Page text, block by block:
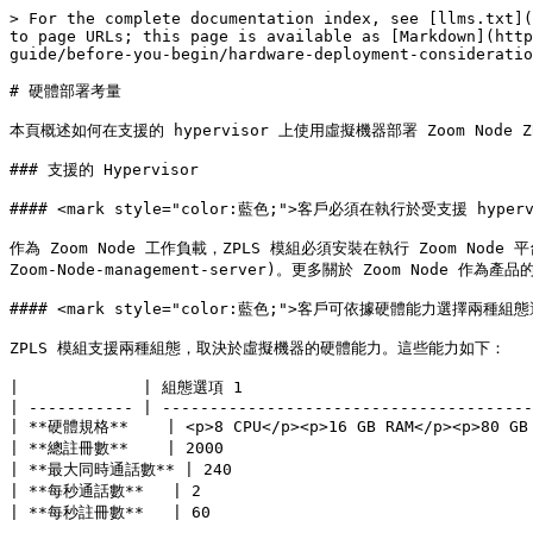
> For the complete documentation index, see [llms.txt](https://library.zoom.com/llms.txt). Markdown versions of documentation pages are available by appending `.md` to page URLs; this page is available as [Markdown](https://library.zoom.com/technical-library/zh-tw/zoom-workplace/zoom-phone/zoom-phone-local-survivability-field-guide/before-you-begin/hardware-deployment-considerations.md).

# 硬體部署考量

本頁概述如何在支援的 hypervisor 上使用虛擬機器部署 Zoom Node ZPLS 模組。內容提供詳細的設定選項，並依不同硬體能力量身調整，以確保在各種營運需求下都能達到最佳效能。

### 支援的 Hypervisor

#### <mark style="color:藍色;">客戶必須在執行於受支援 hypervisor 上的虛擬機器中安裝 Zoom Node 軟體</mark>

作為 Zoom Node 工作負載，ZPLS 模組必須安裝在執行 Zoom Node 平台的虛擬機器上，位於一個 [受支援的 hypervisor](https://support.zoom.us/hc/en-us/articles/8427127286157-Deploying-a-Zoom-Node-management-server)。更多關於 Zoom Node 作為產品的資訊可在 [附錄中](#_a2lvsihjp0ek).

#### <mark style="color:藍色;">客戶可依據硬體能力選擇兩種組態選項之一</mark>

ZPLS 模組支援兩種組態，取決於虛擬機器的硬體能力。這些能力如下：

|             | 組態選項 1                                       | 組態選項 2                                        |
| ----------- | -------------------------------------------- | --------------------------------------------- |
| **硬體規格**    | <p>8 CPU</p><p>16 GB RAM</p><p>80 GB HDD</p> | <p>16 CPU</p><p>16 GB RAM</p><p>80 GB HDD</p> |
| **總註冊數**    | 2000                                         | 5000                                          |
| **最大同時通話數** | 240                                          | 480                                           |
| **每秒通話數**   | 2                                            | 4                                             |
| **每秒註冊數**   | 60                                           | 400                                           |

{% hint style="info" %}
如果啟用存活能力的站點內端點數量超過該站點的部署能力，ZPLS 模組將採先到先服務原則處理註冊。建議客戶新增額外模組，或使用 Zoom Phone 政策設定 [**本地生存模式**](#_ah8xua8wdq10) 來優先排序哪些使用者支援存活性故障切換。
{% endhint %}

### 模組擴充與韌性

#### <mark style="color:藍色;">ZPLS 模組支援叢集，以進一步擴充和／或提升韌性</mark>

客戶可將 ZPLS 模組群組在一起，每個站點最多 20 個模組（或每個帳戶共 100 台 Node 裝置），以增加備援或擴充能力。

{% hint style="info" %}
此功能目前處於 Beta 版，且需要開立技術支援單才能啟用。
{% endhint %}

#### <mark style="color:藍色;">擴充可提升站點支援的裝置容量</mark>

增加 ZPLS 模組數量會以線性方式提升每個站點的能力，每增加一個模組皆如此。例如，若一個模組可支援總計 5,000 個註冊，部署五個模組將可將支援量提高至 25,000 個註冊。

#### <mark style="color:藍色;">備援會新增模組以提升韌性，但不會擴充站點的裝置容量</mark>

當 ZPLS 模組用於備援時，備援模組不會計入支援分機總數。相反地，這些模組處於「hot standby」狀態，僅在主要模組失效時才會接手。例如，一個主要模組和一個備援模組合計可支援 5,000 個註冊，因此若主要模組失效，備援模組不會因裝置數超過其支援上限而超量配置。

#### <mark style="color:藍色;">具擴充與備援的 ZPLS 部署範例</mark>

為方便說明，以下範例示範具備額外擴充與備援的部署。

{% hint style="success" %}
**範例**:

某醫院需要支援最多 10,000 個已註冊分機以確保存活能力。為達成此目標，該醫院正在部署四個 ZPLS 模組。

前兩個模組各可支援 5,000 個註冊，總容量可達 10,000 個註冊。然而，考量到韌性的重要性，該醫院也部署了另外兩個模組，作為主要模組的備援。

在此情境下，該醫院現在已部署主要與次要的存活性硬體。若主要模組發生故障，備援模組將接手以維持不中斷的服務，同時仍可支援最多 10,000 台已註冊裝置。
{% endhint %}

### 站點設計注意事項

#### <mark style="color:藍色;">站點會依據地點將 Zoom Phone 使用者分組，以套用共通的電話設定與政策</mark>

A **站點** 是 Zoom Phone 內使用的特定術語，會將具有共同特徵的使用者——例如共用存取碼、地址、SIP 區域、部門或政策——分組成 Zoom 網頁入口網站中的單一可管理群組。對某些客戶而言，單一站點可能代表其企業中的所有使用者，且可跨越園區或地點內的多棟建築；對其他客戶而言，則可能需要多個站點，視您的業務需求而定。若要進一步瞭解站點或站點管理， [請參閱 Zoom 的支援中心](https://support.zoom.com/hc/en/article?id=zm_kb\&sysparm_article=KB0069716).

#### <mark style="color:藍色;">Zoom Phone 支援單站點與多站點設計</mark>

在帳戶中設定 Zoom Phone 站點主要有兩種設計：

1. **單站點**：在單一 Zoom Phone 站點中代表帳戶內的所有使用者，可能跨越多棟建築或多個地點。
2. **多站點**：分別代表按地點、建築、部門或功能劃分的使用者區段，各自擁有自己的站點。

<div data-with-frame="true"><img src="/files/4b5741ed29ebb0d5e2ac2eff317080c6cfbbb9db" alt=""></div>

{% hint style="info" %}
現有 Zoom 客戶的帳戶管理員可透過 [**公司資訊**](https://zoom.us/pbx/page/telephone/